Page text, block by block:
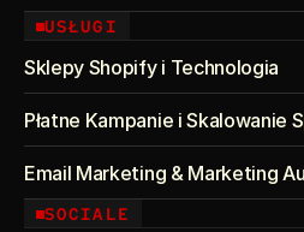
USŁUGI
Sklepy Shopify i Technologia
Płatne Kampanie i Skalowanie
Email Marketing & Marketing
SOCIALE